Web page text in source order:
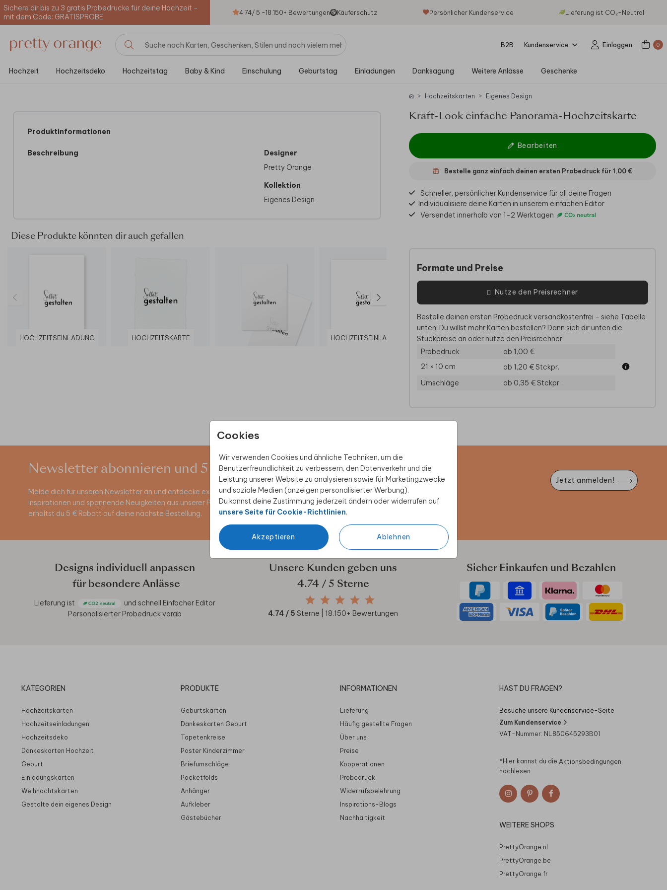
Sichere dir bis zu 3 gratis Probedrucke für deine Hochzeit -
mit dem Code: GRATISPROBE
4.74/ 5 -18.150+ Bewertungen Käuferschutz Persönlicher Kundenservice Lieferung ist CO₂-Neutral
B2B Kundenservice Einloggen 0
Hochzeit Hochzeitsdeko Hochzeitstag Baby & Kind Einschulung Geburtstag Einladungen Danksagung Weitere Anlässe Geschenke
Cookies
Wir verwenden Cookies und ähnliche Techniken, um die
Benutzerfreundlichkeit zu verbessern, den Datenverkehr und die
Leistung unserer Website zu analysieren sowie für Marketingzwecke
und soziale Medien (anzeigen personalisierter Werbung).
Du kannst deine Zustimmung jederzeit ändern oder widerrufen auf
unsere Seite für Cookie-Richtlinien.
Akzeptieren Ablehnen
Produktinformationen
Beschreibung
Designer
Pretty Orange
Kollektion
Eigenes Design
Diese Produkte könnten dir auch gefallen
HOCHZEITSEINLADUNG HOCHZEITSKARTE HOCHZEITSEINLADUNG HOCHZEITSEINLADUNG HOCHZEITSEINLADUNG
Hochzeitskarten Eigenes Design
Kraft-Look einfache Panorama-Hochzeitskarte
Bearbeiten
Bestelle ganz einfach deinen ersten Probedruck für1,00 €
Schneller, persönlicher Kundenservice für all deine Fragen
Individualisiere deine Karten in unserem einfachen Editor
Versendet innerhalb von 1-2 Werktagen
Formate und Preise
Nutze den Preisrechner
Bestelle deinen ersten Probedruck versandkostenfrei – siehe Tabelle
unten. Du willst mehr Karten bestellen? Dann sieh dir unten die
Stückpreise an oder nutze den Preisrechner.
Probedruck
ab 1,00 €
21 × 10 cm
ab 1,20 €Stckpr.
Umschläge
ab 0,35 €Stckpr.
Newsletter abonnieren und 5 € Rabatt sichern
Melde dich für unseren Newsletter an und entdecke exklusive Angebote, kreative
Inspirationen und spannende Neuigkeiten aus unserer Produktwelt. Als Dankeschön
erhältst du 5 € Rabatt auf deine nächste Bestellung.
Jetzt anmelden!
Designs individuell anpassen
für besondere Anlässe
Lieferung ist und schnell Einfacher Editor
Personalisierter Probedruck vorab
Unsere Kunden geben uns
4.74/ 5 Sterne
4.74 / 5 Sterne | 18.150+ Bewertungen
Sicher Einkaufen und Bezahlen
KATEGORIEN
Hochzeitskarten
Hochzeitseinladungen
Hochzeitsdeko
Dankeskarten Hochzeit
Geburt
Einladungskarten
Weihnachtskarten
Gestalte dein eigenes Design
PRODUKTE
Geburtskarten
Dankeskarten Geburt
Tapetenkreise
Poster Kinderzimmer
Briefumschläge
Pocketfolds
Anhänger
Aufkleber
Gästebücher
INFORMATIONEN
Lieferung
Häufig gestellte Fragen
Über uns
Preise
Kooperationen
Probedruck
Widerrufsbelehrung
Inspirations-Blogs
Nachhaltigkeit
HAST DU FRAGEN?
Besuche unsere Kundenservice-Seite
Zum Kundenservice
VAT-Nummer: NL850645293B01
*Hier kannst du die Aktionsbedingungen
nachlesen.
WEITERE SHOPS
PrettyOrange.nl
PrettyOrange.be
PrettyOrange.fr